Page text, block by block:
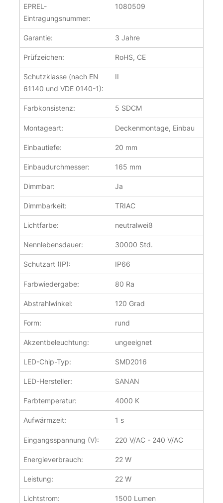
EPREL-
Eintragungsnummer:
1080509
Garantie: 3 Jahre
Prüfzeichen: RoHS, CE
Schutzklasse (nach EN
61140 und VDE 0140-1):
II
Farbkonsistenz: 5 SDCM
Montageart: Deckenmontage, Einbau
Einbautiefe: 20 mm
Einbaudurchmesser: 165 mm
Dimmbar: Ja
Dimmbarkeit: TRIAC
Lichtfarbe: neutralweiß
Nennlebensdauer: 30000 Std.
Schutzart (IP): IP66
Farbwiedergabe: 80 Ra
Abstrahlwinkel: 120 Grad
Form: rund
Akzentbeleuchtung: ungeeignet
LED-Chip-Typ: SMD2016
LED-Hersteller: SANAN
Farbtemperatur: 4000 K
Aufwärmzeit: 1 s
Eingangsspannung (V): 220 V/AC - 240 V/AC
Energieverbrauch: 22 W
Leistung: 22 W
Lichtstrom: 1500 Lumen